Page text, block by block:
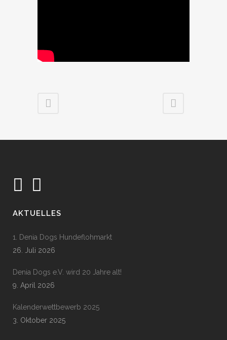
AKTUELLES
1. Denia Dogs Hundeflohmarkt
26. Juli 2026
Denia Dogs e.V. wird 20 Jahre alt!
9. April 2026
Kalenderwettbewerb 2025
3. Oktober 2025